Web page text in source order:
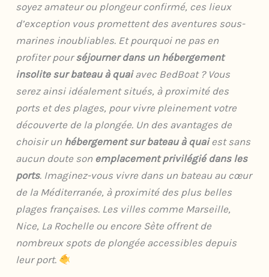
soyez amateur ou plongeur confirmé, ces lieux
d’exception vous promettent des aventures sous-
marines inoubliables. Et pourquoi ne pas en
profiter pourséjourner dans un hébergement
insolite sur bateau à quaiavec BedBoat ? Vous
serez ainsi idéalement situés, à proximité des
ports et des plages, pour vivre pleinement votre
découverte de la plongée. ​Un des avantages de
choisir un hébergement sur bateau à quaiest sans
aucun doute son emplacement privilégié dans les
ports. Imaginez-vous vivre dans un bateau au cœur
de la Méditerranée, à proximité des plus belles
plages françaises. Les villes comme Marseille,
Nice, La Rochelle ou encore Sète offrent de
nombreux spots de plongée accessibles depuis
leur port.